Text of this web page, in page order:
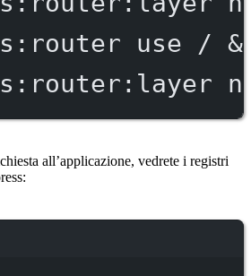
use / &
all’applicazione, vedrete i registri